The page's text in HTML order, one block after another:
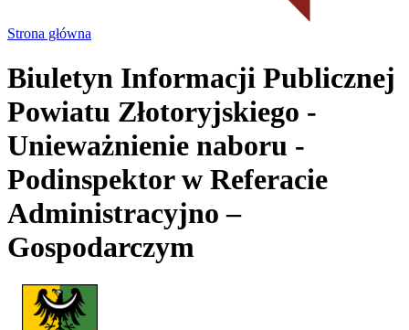
Strona główna
Biuletyn Informacji Publicznej
Powiatu Złotoryjskiego -
Unieważnienie naboru -
Podinspektor w Referacie
Administracyjno –
Gospodarczym